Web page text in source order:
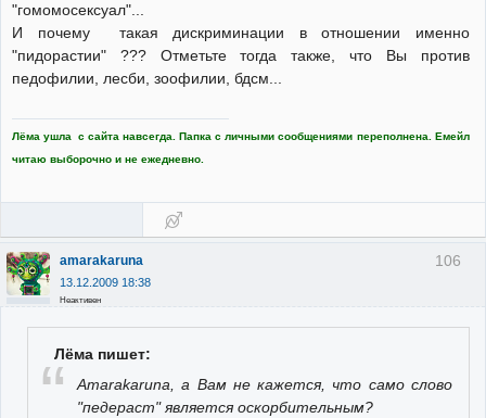
"гомомосексуал"...
И почему такая дискриминации в отношении именно
"пидорастии" ??? Отметьте тогда также, что Вы против
педофилии, лесби, зоофилии, бдсм...
Лёма ушла с сайта навсегда. Папка с личными сообщениями переполнена. Емейл
читаю выборочно и не ежедневно.
106
amarakaruna
13.12.2009 18:38
Неактивен
Лёма пишет:
Amarakaruna, а Вам не кажется, что само слово
"педераст" является оскорбительным?